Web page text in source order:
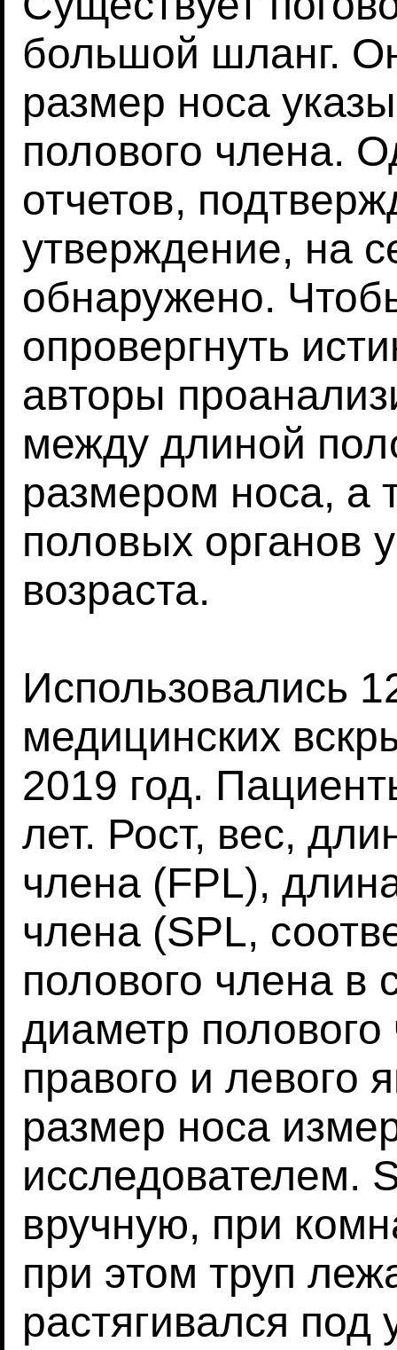
большой шланг.
размер носа
полового члена.
отчетов,
утверждение, на
обнаружено.
опровергнуть
авторы
между длиной
размером носа, а
половых органов
возраста.
Использовались
медицинских
2019 год.
лет. Рост, вес,
члена (FPL),
члена (SPL,
полового члена в
диаметр
правого и левого
размер носа
исследователем.
вручную, при
при этом труп
растягивался под